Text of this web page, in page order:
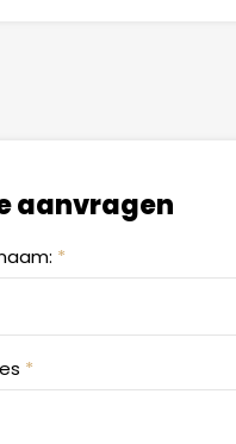
aanvragen
*
*